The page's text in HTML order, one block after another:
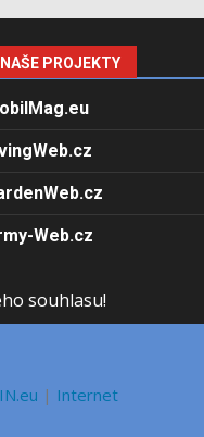
NAŠE PROJEKTY
Web.cz
souhlasu!
| Internet